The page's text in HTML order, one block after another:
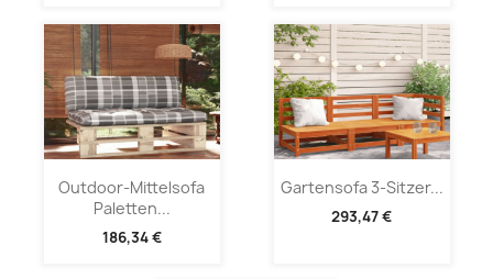
Outdoor-Mittelsofa
Paletten...
186,34 €
Gartensofa 3-Sitzer...
293,47 €